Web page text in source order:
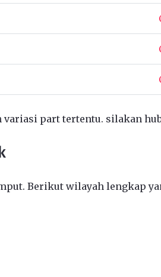
part tertentu. silakan
Berikut wilayah lengkap